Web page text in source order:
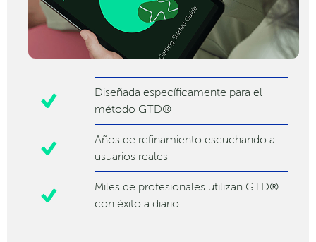
Diseñada específicamente para el
método GTD®
Años de refinamiento escuchando a
usuarios reales
Miles de profesionales utilizan GTD®
con éxito a diario